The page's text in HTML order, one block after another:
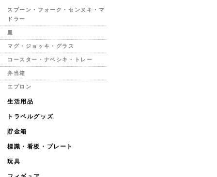
スプーン・フォーク・センヌキ・マ
ドラー
マグ・ジョッキ・グラス
コースター・ナベシキ・トレー
弁当箱
エプロン
生活用品
トラベルグッズ
貯金箱
標識・看板・プレート
玩具